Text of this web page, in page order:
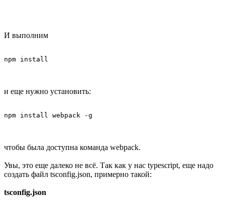
И выполним
npm install
и еще нужно установить:
npm install webpack -g
чтобы была доступна команда webpack.
Увы, это еще далеко не всё. Так как у нас typescript, еще надо
создать файл tsconfig.json, примерно такой:
tsconfig.json